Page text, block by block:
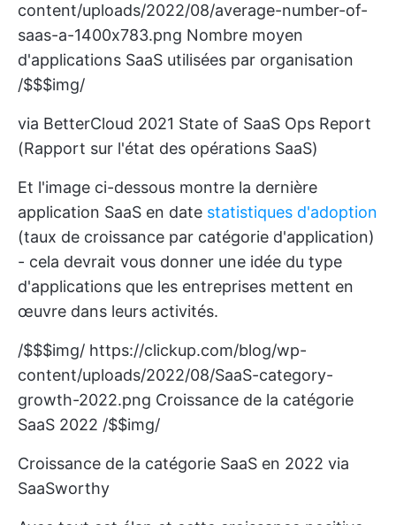
content/uploads/2022/08/average-number-of-
saas-a-1400x783.png Nombre moyen
d'applications SaaS utilisées par organisation
/$$$img/
via BetterCloud 2021 State of SaaS Ops Report
(Rapport sur l'état des opérations SaaS)
Et l'image ci-dessous montre la dernière
application SaaS en date statistiques d'adoption
(taux de croissance par catégorie d'application)
- cela devrait vous donner une idée du type
d'applications que les entreprises mettent en
œuvre dans leurs activités.
/$$$img/ https://clickup.com/blog/wp-
content/uploads/2022/08/SaaS-category-
growth-2022.png Croissance de la catégorie
SaaS 2022 /$$img/
Croissance de la catégorie SaaS en 2022 via
SaaSworthy